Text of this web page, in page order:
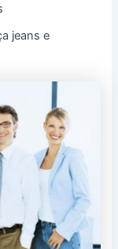
jeans e